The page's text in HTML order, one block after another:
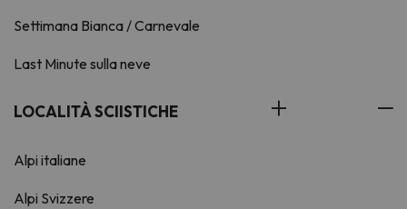
Settimana Bianca / Carnevale
Last Minute sulla neve
LOCALITÀ SCIISTICHE
Alpi italiane
Alpi Svizzere